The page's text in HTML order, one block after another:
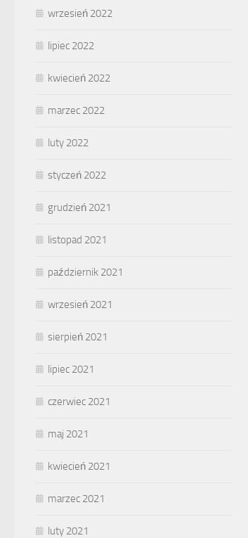
wrzesień 2022
lipiec 2022
kwiecień 2022
marzec 2022
luty 2022
styczeń 2022
grudzień 2021
listopad 2021
październik 2021
wrzesień 2021
sierpień 2021
lipiec 2021
czerwiec 2021
maj 2021
kwiecień 2021
marzec 2021
luty 2021